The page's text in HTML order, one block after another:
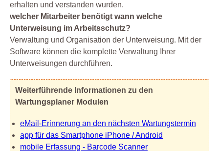
erhalten und verstanden wurden.
welcher Mitarbeiter benötigt wann welche
Unterweisung im Arbeitsschutz?
Verwaltung und Organisation der Unterweisung. Mit der
Software können die komplette Verwaltung Ihrer
Unterweisungen durchführen.
Weiterführende Informationen zu den
Wartungsplaner Modulen
eMail-Erinnerung an den nächsten Wartungstermin
app für das Smartphone iPhone / Android
mobile Erfassung - Barcode Scanner